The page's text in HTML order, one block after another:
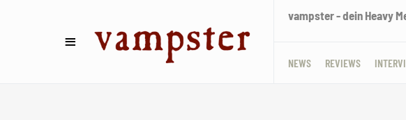
vampster - dein Heavy
NEWS REVIEWS